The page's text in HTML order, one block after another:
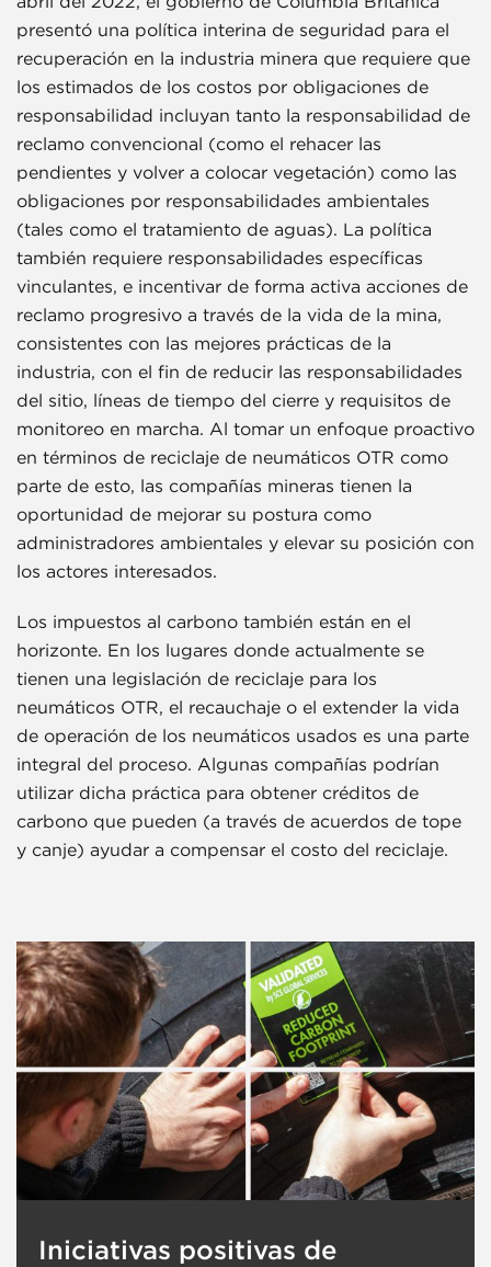
presentó una política interina de seguridad para el
recuperación en la industria minera que requiere que
los estimados de los costos por obligaciones de
responsabilidad incluyan tanto la responsabilidad de
reclamo convencional (como el rehacer las
pendientes y volver a colocar vegetación) como las
obligaciones por responsabilidades ambientales
(tales como el tratamiento de aguas). La política
también requiere responsabilidades específicas
vinculantes, e incentivar de forma activa acciones de
reclamo progresivo a través de la vida de la mina,
consistentes con las mejores prácticas de la
industria, con el fin de reducir las responsabilidades
del sitio, líneas de tiempo del cierre y requisitos de
monitoreo en marcha. Al tomar un enfoque proactivo
en términos de reciclaje de neumáticos OTR como
parte de esto, las compañías mineras tienen la
oportunidad de mejorar su postura como
administradores ambientales y elevar su posición con
los actores interesados.
Los impuestos al carbono también están en el
horizonte. En los lugares donde actualmente se
tienen una legislación de reciclaje para los
neumáticos OTR, el recauchaje o el extender la vida
de operación de los neumáticos usados es una parte
integral del proceso. Algunas compañías podrían
utilizar dicha práctica para obtener créditos de
carbono que pueden (a través de acuerdos de tope
y canje) ayudar a compensar el costo del reciclaje.
Iniciativas positivas de